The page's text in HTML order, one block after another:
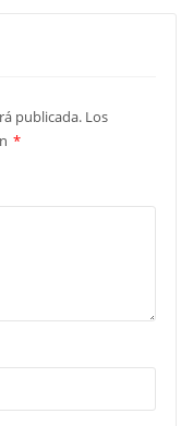
publicada. Los
*